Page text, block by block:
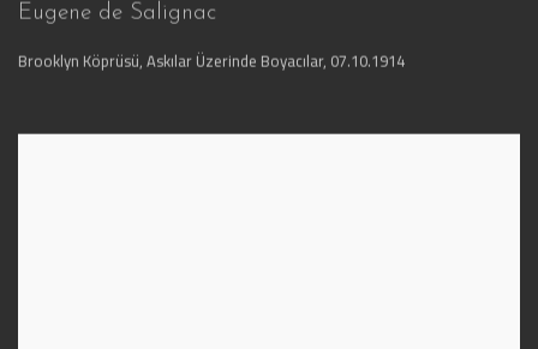
Eugene de Salignac
Brooklyn Köprüsü, Askılar Üzerinde Boyacılar, 07.10.1914